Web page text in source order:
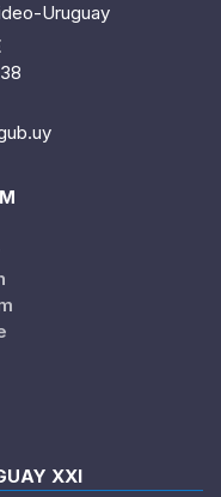
Uruguay
XXI